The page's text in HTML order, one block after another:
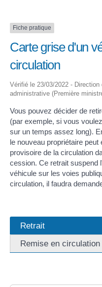
Fiche pratique
Carte grise d'un
circulation
Vérifié le 23/03/2022 -
administrative (Première
Vous pouvez décider de
(par exemple, si vous
sur un temps assez long).
le nouveau propriétaire
provisoire de la circulation
cession. Ce retrait suspend
véhicule sur les voies
circulation, il faudra
Retrait
Remise en circulation